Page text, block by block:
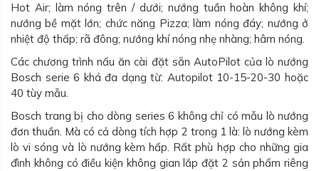
Hot Air; làm nóng trên / dưới; nướng tuần hoàn không khí;
nướng bề mặt lớn; chức năng Pizza; làm nóng đáy; nướng ở
nhiệt độ thấp; rã đông; nướng khí nóng nhẹ nhàng; hâm nóng.
Các chương trình nấu ăn cài đặt sẵn AutoPilot của lò nướng
Bosch serie 6 khá đa dạng từ: Autopilot 10-15-20-30 hoặc
40 tùy mẫu.
Bosch trang bị cho dòng series 6 không chỉ có mẫu lò nướng
đơn thuần. Mà có cả dòng tích hợp 2 trong 1 là: lò nướng kèm
lò vi sóng và lò nướng kèm hấp. Rất phù hợp cho những gia
đình không có điều kiện không gian lắp đặt 2 sản phẩm riêng